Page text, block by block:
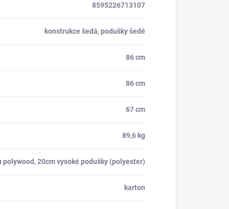
8595226713107
konstrukce šedá, podušky šedé
86 cm
86 cm
67 cm
89,6 kg
20cm vysoké podušky (polyester)
karton